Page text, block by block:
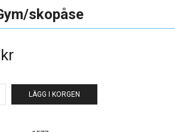
skopåse
LÄGG I KORGEN